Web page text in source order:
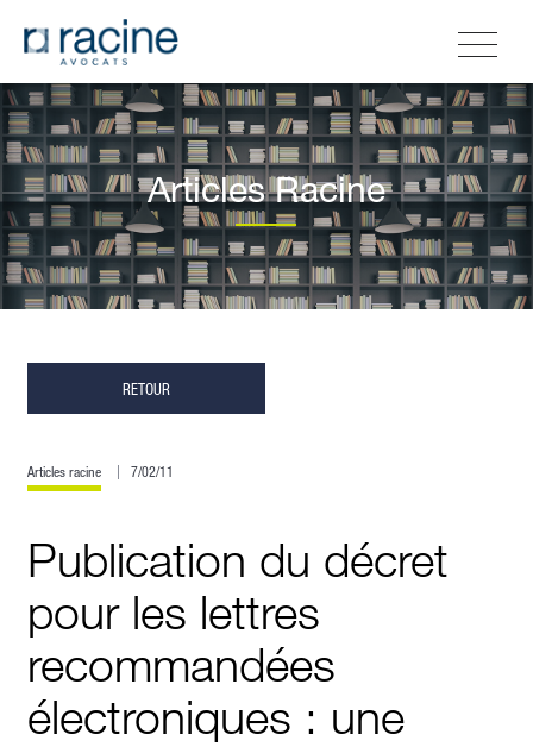
Articles Racine
RETOUR
Articles racine 7/02/11
Publication du décret
pour les lettres
recommandées
électroniques : une